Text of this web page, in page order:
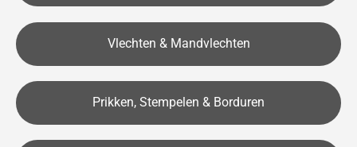
Vlechten & Mandvlechten
Prikken, Stempelen & Borduren